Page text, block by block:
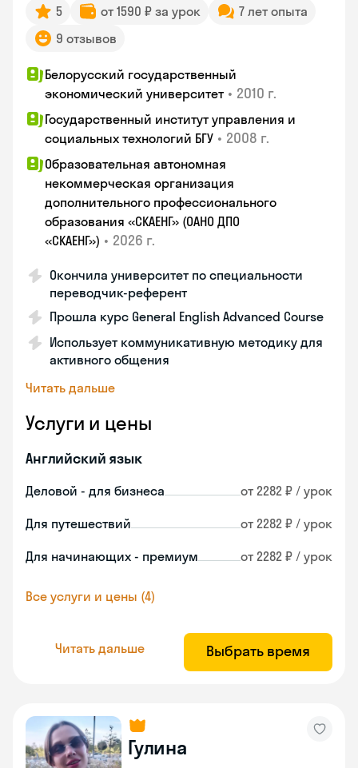
5 от 1590 ₽ за урок
7 лет опыта
9 отзывов
Белорусский государственный
экономический университет • 2010 г.
Государственный институт управления и
социальных технологий БГУ • 2008 г.
Образовательная автономная
некоммерческая организация
дополнительного профессионального
образования «СКАЕНГ» (ОАНО ДПО
«СКАЕНГ») • 2026 г.
Окончила университет по специальности
переводчик-референт
Прошла курс General English Advanced Course
Использует коммуникативную методику для
активного общения
Читать дальше
Услуги и цены
Английский язык
Деловой - для бизнеса от 2282 ₽ / урок
Для путешествий от 2282 ₽ / урок
Для начинающих - премиум от 2282 ₽ / урок
Все услуги и цены (4)
Читать дальше Выбрать время
Гулина